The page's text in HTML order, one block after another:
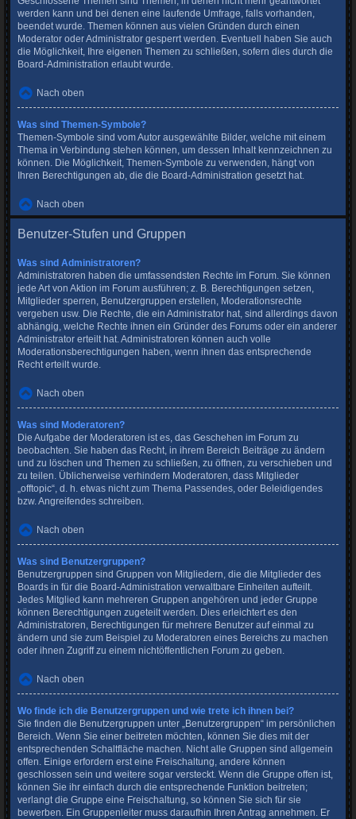
werden kann und bei denen eine laufende Umfrage, falls vorhanden,
beendet wurde. Themen können aus vielen Gründen durch einen
Moderator oder Administrator gesperrt werden. Eventuell haben Sie auch
die Möglichkeit, Ihre eigenen Themen zu schließen, sofern dies durch die
Board-Administration erlaubt wurde.
Nach oben
Was sind Themen-Symbole?
Themen-Symbole sind vom Autor ausgewählte Bilder, welche mit einem
Thema in Verbindung stehen können, um dessen Inhalt kennzeichnen zu
können. Die Möglichkeit, Themen-Symbole zu verwenden, hängt von
Ihren Berechtigungen ab, die die Board-Administration gesetzt hat.
Nach oben
Benutzer-Stufen und Gruppen
Was sind Administratoren?
Administratoren haben die umfassendsten Rechte im Forum. Sie können
jede Art von Aktion im Forum ausführen; z. B. Berechtigungen setzen,
Mitglieder sperren, Benutzergruppen erstellen, Moderationsrechte
vergeben usw. Die Rechte, die ein Administrator hat, sind allerdings davon
abhängig, welche Rechte ihnen ein Gründer des Forums oder ein anderer
Administrator erteilt hat. Administratoren können auch volle
Moderationsberechtigungen haben, wenn ihnen das entsprechende
Recht erteilt wurde.
Nach oben
Was sind Moderatoren?
Die Aufgabe der Moderatoren ist es, das Geschehen im Forum zu
beobachten. Sie haben das Recht, in ihrem Bereich Beiträge zu ändern
und zu löschen und Themen zu schließen, zu öffnen, zu verschieben und
zu teilen. Üblicherweise verhindern Moderatoren, dass Mitglieder
„offtopic“, d. h. etwas nicht zum Thema Passendes, oder Beleidigendes
bzw. Angreifendes schreiben.
Nach oben
Was sind Benutzergruppen?
Benutzergruppen sind Gruppen von Mitgliedern, die die Mitglieder des
Boards in für die Board-Administration verwaltbare Einheiten aufteilt.
Jedes Mitglied kann mehreren Gruppen angehören und jeder Gruppe
können Berechtigungen zugeteilt werden. Dies erleichtert es den
Administratoren, Berechtigungen für mehrere Benutzer auf einmal zu
ändern und sie zum Beispiel zu Moderatoren eines Bereichs zu machen
oder ihnen Zugriff zu einem nichtöffentlichen Forum zu geben.
Nach oben
Wo finde ich die Benutzergruppen und wie trete ich ihnen bei?
Sie finden die Benutzergruppen unter „Benutzergruppen“ im persönlichen
Bereich. Wenn Sie einer beitreten möchten, können Sie dies mit der
entsprechenden Schaltfläche machen. Nicht alle Gruppen sind allgemein
offen. Einige erfordern erst eine Freischaltung, andere können
geschlossen sein und weitere sogar versteckt. Wenn die Gruppe offen ist,
können Sie ihr einfach durch die entsprechende Funktion beitreten;
verlangt die Gruppe eine Freischaltung, so können Sie sich für sie
bewerben. Ein Gruppenleiter muss daraufhin Ihren Antrag annehmen. Er